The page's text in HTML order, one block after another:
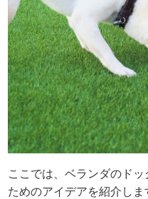
ここでは、ベランダのド
ためのアイデアを紹介しま